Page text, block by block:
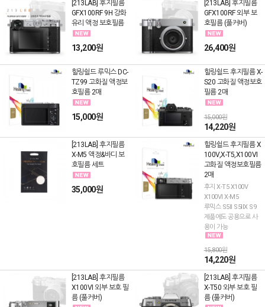
[213LAB] 후지필름
GFX100RF 9H 강화
유리 액정 보호필름
13,200원
[213LAB] 후지필름
GFX100RF 외부 보
호필름 (풀커버)
26,400원
힐링쉴드 루믹스 DC-
TZ99 고화질 액정보
호필름 2매
15,000원
힐링쉴드 후지필름 X-
S20 고화질 액정보호
필름 2매
15,000원
14,220원
[213LAB] 후지필름
X-M5 액정&바디 보
호필름 세트
35,000원
힐링쉴드 후지필름 X
100V,X-T5,X100VI
고화질 액정보호필름
2매
후지 X-T5 X100V
X100VI X-M5
루믹스 S5II S5IIX S9
제품에도 공용으로 사
용이 가능
15,800원
14,220원
[213LAB] 후지필름
X100VI 외부 보호 필
름 (풀커버)
[213LAB] 후지필름
X-T50 외부 보호 필
름 (풀커버)